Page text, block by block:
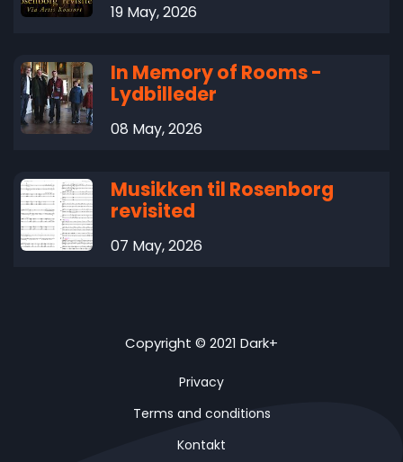
19 May, 2026
In Memory of Rooms -
Lydbilleder
08 May, 2026
Musikken til Rosenborg
revisited
07 May, 2026
Copyright © 2021 Dark+
Privacy
Terms and conditions
Kontakt